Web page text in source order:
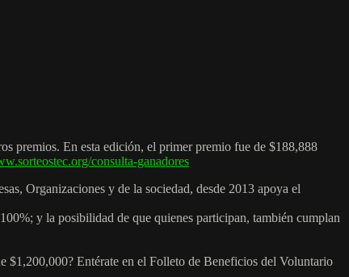
premios. En esta edición, el primer premio fue de $188,888
consulta-ganadores
Organizaciones y de la sociedad, desde 2013 apoya el
y la posibilidad de que quienes participan, también cumplan
$1,200,000? Entérate en el Folleto de Beneficios del Voluntario